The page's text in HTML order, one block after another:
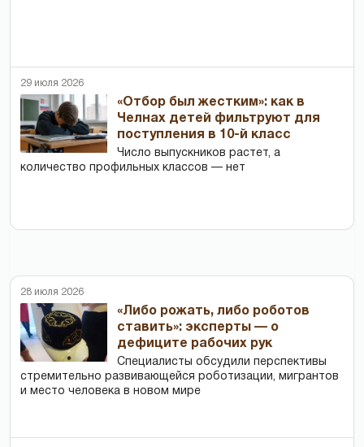
29 июля 2026
«Отбор был жестким»: как в
Челнах детей фильтруют для
поступления в 10-й класс
Число выпускников растет, а
количество профильных классов — нет
28 июля 2026
«Либо рожать, либо роботов
ставить»: эксперты — о
дефиците рабочих рук
Специалисты обсудили перспективы
стремительно развивающейся роботизации, мигрантов
и место человека в новом мире